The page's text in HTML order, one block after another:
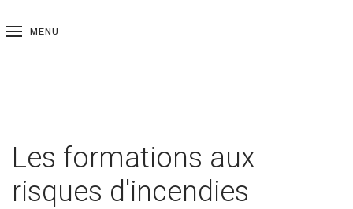
MENU
Les formations aux
risques d'incendies